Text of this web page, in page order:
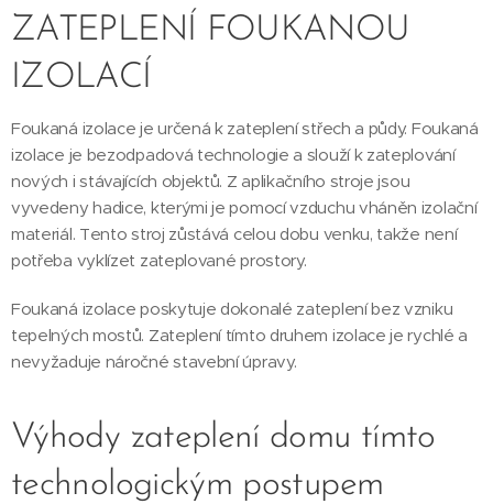
ZATEPLENÍ FOUKANOU
IZOLACÍ
Foukaná izolace je určená k zateplení střech a půdy. Foukaná
izolace je bezodpadová technologie a slouží k zateplování
nových i stávajících objektů. Z aplikačního stroje jsou
vyvedeny hadice, kterými je pomocí vzduchu vháněn izolační
materiál. Tento stroj zůstává celou dobu venku, takže není
potřeba vyklízet zateplované prostory.
Foukaná izolace poskytuje dokonalé zateplení bez vzniku
tepelných mostů. Zateplení tímto druhem izolace je rychlé a
nevyžaduje náročné stavební úpravy.
Výhody zateplení domu tímto
technologickým postupem